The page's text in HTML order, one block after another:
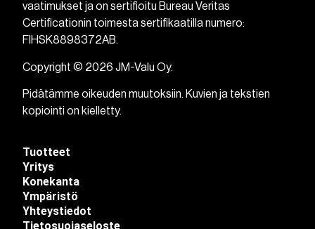
vaatimukset ja on sertifioitu Bureau Veritas
Certificationin toimesta sertifikaatilla numero:
FIHSK8898372AB.
Copyright © 2026 JM-Valu Oy.
Pidätämme oikeuden muutoksiin. Kuvien ja tekstien
kopiointi on kielletty.
Tuotteet
Yritys
Konekanta
Ympäristö
Yhteystiedot
Tietosuojaseloste